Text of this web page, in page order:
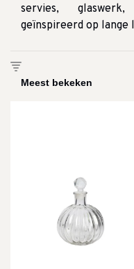
servies,
geïnspireerd op